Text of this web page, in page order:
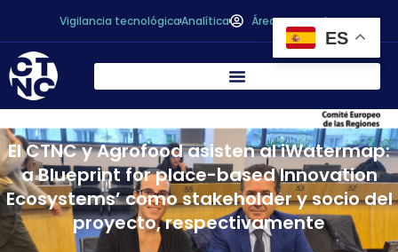
Vigilancia tecnológicaAnalítica Área personal
El CTNC y Agrofood asisten al iWatermap:
a Blueprint for place-based Innovation
Ecosystems’ como stakeholder y socio del
proyecto, respectivamente
ES